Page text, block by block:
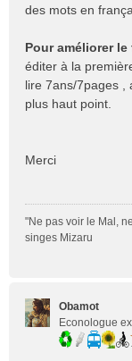
n
l
u
des mots en
Pour améliorer le
éditer à la
lire 7ans/7pages ,
plus haut point.
Merci
"Ne pas voir le Mal,
singes Mizaru
Obamot
Econologue